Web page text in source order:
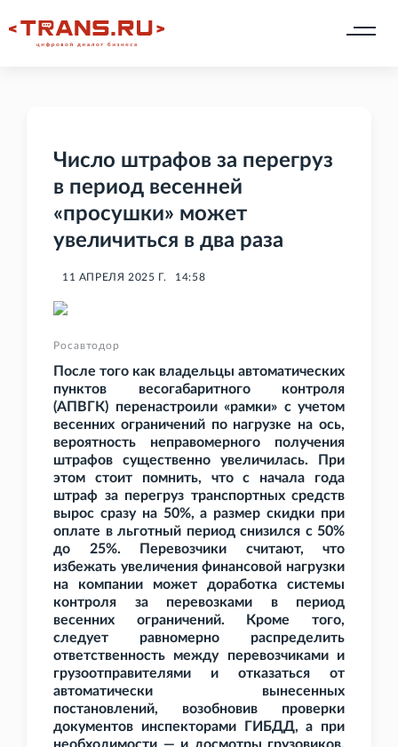
Число штрафов за перегруз
в период весенней
«просушки» может
увеличиться в два раза
11 АПРЕЛЯ 2025 Г. 14:58
Росавтодор
После того как владельцы автоматических
пунктов весогабаритного контроля
(АПВГК) перенастроили «рамки» с учетом
весенних ограничений по нагрузке на ось,
вероятность неправомерного получения
штрафов существенно увеличилась. При
этом стоит помнить, что с начала года
штраф за перегруз транспортных средств
вырос сразу на 50%, а размер скидки при
оплате в льготный период снизился с 50%
до 25%. Перевозчики считают, что
избежать увеличения финансовой нагрузки
на компании может доработка системы
контроля за перевозками в период
весенних ограничений. Кроме того,
следует равномерно распределить
ответственность между перевозчиками и
грузоотправителями и отказаться от
автоматически вынесенных
постановлений, возобновив проверки
документов инспекторами ГИБДД, а при